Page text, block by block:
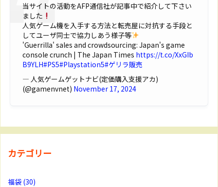
当サイトの活動をAFP通信社が記事中で紹介して下さい
ました
人気ゲーム機を入手する方法と転売屋に対抗する手段と
してユーザ同士で協力しあう様子等
'Guerrilla' sales and crowdsourcing: Japan's game
console crunch | The Japan Times https://t.co/XxGIb
B9YLH#PS5#Playstation5#ゲリラ販売
— 人気ゲームゲットナビ(定価購入支援アカ)
(@gamenvnet) November 17, 2024
カテゴリー
福袋 (30)